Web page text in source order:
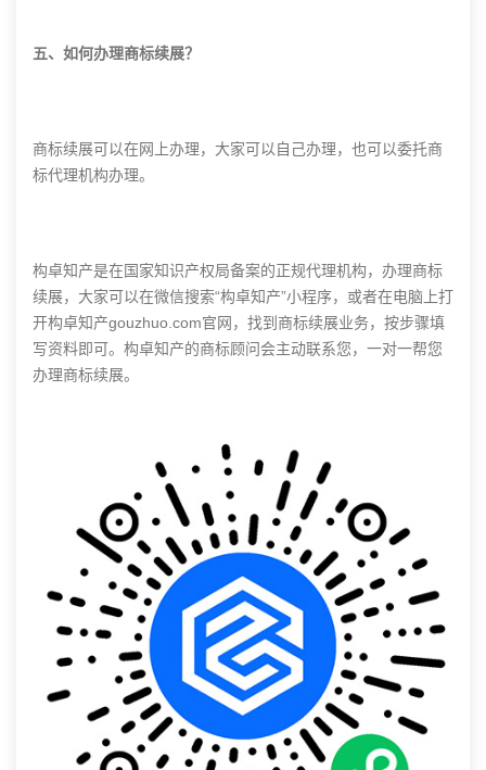
五、如何办理商标续展？
商标续展可以在网上办理，大家可以自己办理，也可以委托商
标代理机构办理。
构卓知产是在国家知识产权局备案的正规代理机构，办理商标
续展，大家可以在微信搜索“构卓知产”小程序，或者在电脑上打
开构卓知产gouzhuo.com官网，找到商标续展业务，按步骤填
写资料即可。构卓知产的商标顾问会主动联系您，一对一帮您
办理商标续展。